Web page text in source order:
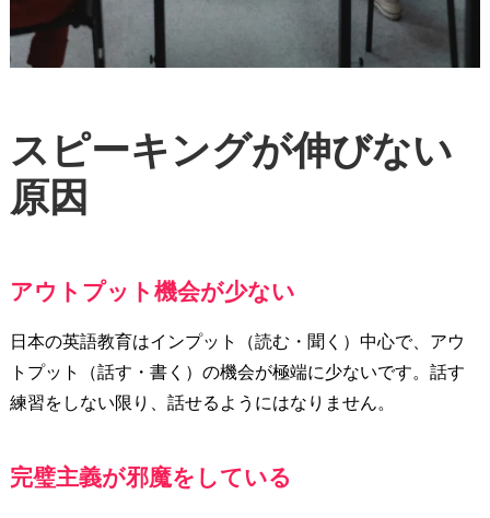
スピーキングが伸びない
原因
アウトプット機会が少ない
日本の英語教育はインプット（読む・聞く）中心で、アウ
トプット（話す・書く）の機会が極端に少ないです。話す
練習をしない限り、話せるようにはなりません。
完璧主義が邪魔をしている